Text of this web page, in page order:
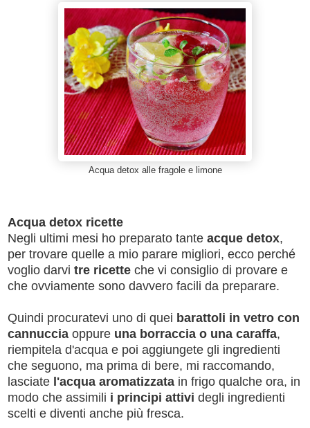
Acqua detox alle fragole e limone
Acqua detox ricette
Negli ultimi mesi ho preparato tante acque detox,
per trovare quelle a mio parare migliori, ecco perché
voglio darvi tre ricette che vi consiglio di provare e
che ovviamente sono davvero facili da preparare.
Quindi procuratevi uno di quei barattoli in vetro con
cannuccia oppure una borraccia o una caraffa,
riempitela d'acqua e poi aggiungete gli ingredienti
che seguono, ma prima di bere, mi raccomando,
lasciate l'acqua aromatizzata in frigo qualche ora, in
modo che assimili i principi attivi degli ingredienti
scelti e diventi anche più fresca.